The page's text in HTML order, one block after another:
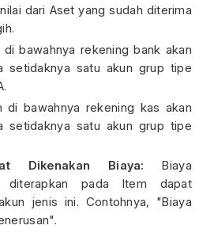
dari Aset yang sudah diterima
di bawahnya rekening bank akan
setidaknya satu akun grup tipe
di bawahnya rekening kas akan
setidaknya satu akun grup tipe
Dikenakan Biaya: Biaya
diterapkan pada Item dapat
jenis ini. Contohnya, "Biaya